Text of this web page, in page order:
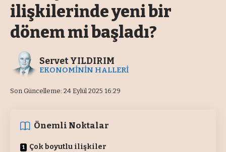
ilişkilerinde yeni bir
dönem mi başladı?
Son Güncelleme: 24 Eylül 2025 16:29
Servet YILDIRIM
EKONOMİNİN HALLERİ
Önemli Noktalar
Çok boyutlu ilişkiler